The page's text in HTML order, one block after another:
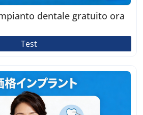
dentale gratuito ora
Test